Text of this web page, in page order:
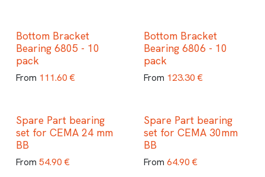
Bottom Bracket
Bearing 6805 - 10
pack
From 111.60 €
Bottom Bracket
Bearing 6806 - 10
pack
From 123.30 €
Spare Part bearing
set for CEMA 24 mm
BB
From 54.90 €
Spare Part bearing
set for CEMA 30mm
BB
From 64.90 €